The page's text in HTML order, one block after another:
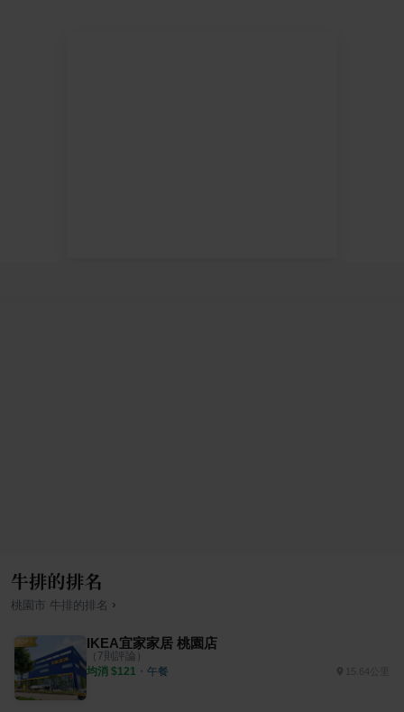
牛排的排名
桃園市 牛排 的排名 ›
IKEA宜家家居 桃園店
（ 7則評論）
均消 $121 ・ 午餐 15.64公里